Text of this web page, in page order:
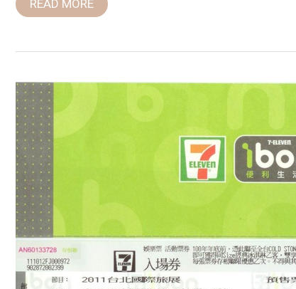
READ MORE
2011
旅
展-
懸
賞
新
世
代
旅
遊
王
網
路
活
動
開